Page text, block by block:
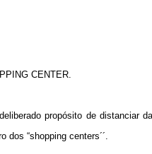
CENTER.
propósito de distanciar
“shopping centers´´.